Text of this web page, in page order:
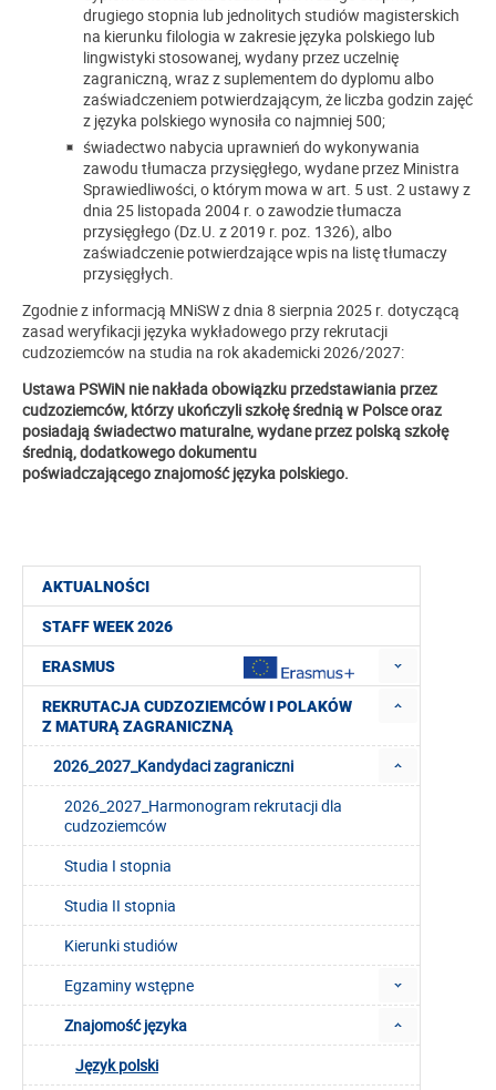
AKTUALNOŚCI
STAFF WEEK 2026
ERASMUS
REKRUTACJA CUDZOZIEMCÓW I POLAKÓW
Z MATURĄ ZAGRANICZNĄ
2026_2027_Kandydaci zagraniczni
2026_2027_Harmonogram rekrutacji dla
cudzoziemców
Studia I stopnia
Studia II stopnia
Kierunki studiów
Egzaminy wstępne
Znajomość języka
Język polski
drugiego stopnia lub jednolitych studiów magisterskich
na kierunku filologia w zakresie języka polskiego lub
lingwistyki stosowanej, wydany przez uczelnię
zagraniczną, wraz z suplementem do dyplomu albo
zaświadczeniem potwierdzającym, że liczba godzin zajęć
z języka polskiego wynosiła co najmniej 500;
świadectwo nabycia uprawnień do wykonywania
zawodu tłumacza przysięgłego, wydane przez Ministra
Sprawiedliwości, o którym mowa w art. 5 ust. 2 ustawy z
dnia 25 listopada 2004 r. o zawodzie tłumacza
przysięgłego (Dz.U. z 2019 r. poz. 1326), albo
zaświadczenie potwierdzające wpis na listę tłumaczy
przysięgłych.
Zgodnie z informacją MNiSW z dnia 8 sierpnia 2025 r. dotyczącą
zasad weryfikacji języka wykładowego przy rekrutacji
cudzoziemców na studia na rok akademicki 2026/2027:
Ustawa PSWiN nie nakłada obowiązku przedstawiania przez
cudzoziemców, którzy ukończyli szkołę średnią w Polsce oraz
posiadają świadectwo maturalne, wydane przez polską szkołę
średnią, dodatkowego dokumentu
poświadczającego znajomość języka polskiego.